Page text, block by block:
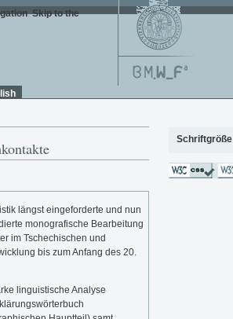
. Skip to the
längst eingeforderte und nun
monografische Bearbeitung
im Tschechischen und
bis zum Anfang des 20.
linguistische Analyse
Schriftgröße